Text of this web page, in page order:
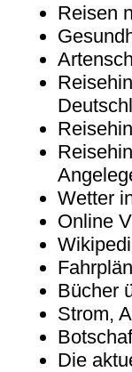
Reisen
Wetter
Online
Bücher
Strom,
Die